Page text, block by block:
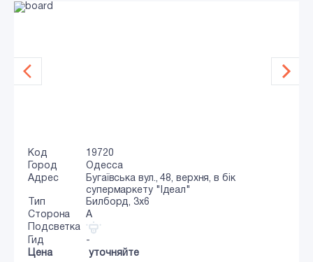
Код
19720
Город
Одесса
Адрес
Бугаївська вул., 48, верхня, в бік
супермаркету "Ідеал"
Тип
Билборд, 3x6
Сторона
A
Подсветка
Гид
-
Цена
уточняйте